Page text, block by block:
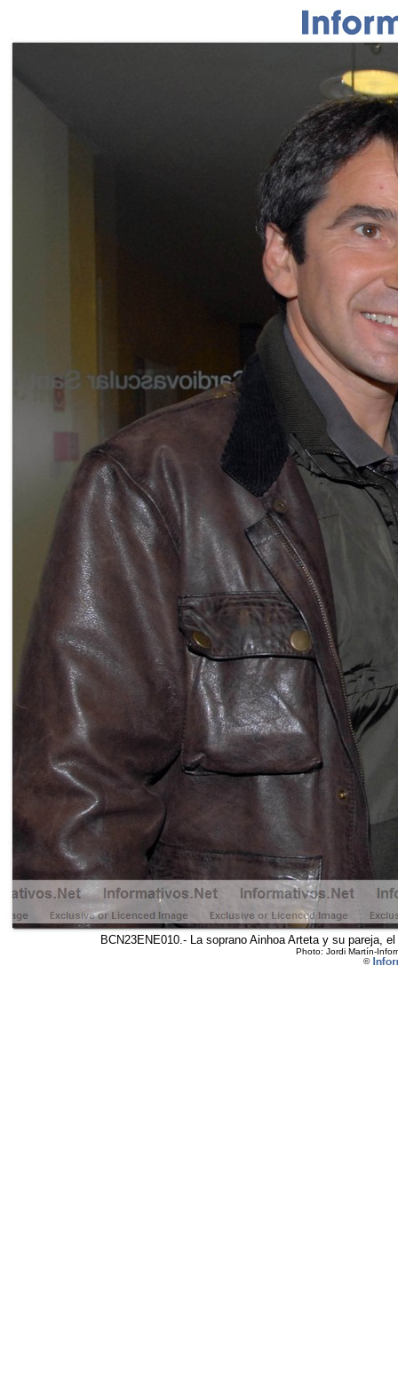
BCN23ENE010.- La soprano Ainhoa Arteta y su pareja,
Photo: Jordi Martín-
©